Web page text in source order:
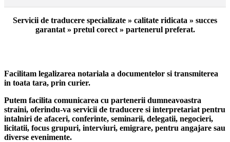
Servicii de traducere specializate » calitate ridicata » succes
garantat » pretul corect » partenerul preferat.
Facilitam legalizarea notariala a documentelor si transmiterea
in toata tara, prin curier.
Putem facilita comunicarea cu partenerii dumneavoastra
straini, oferindu-va servicii de traducere si interpretariat pentru
intalniri de afaceri, conferinte, seminarii, delegatii, negocieri,
licitatii, focus grupuri, interviuri, emigrare, pentru angajare sau
diverse evenimente.